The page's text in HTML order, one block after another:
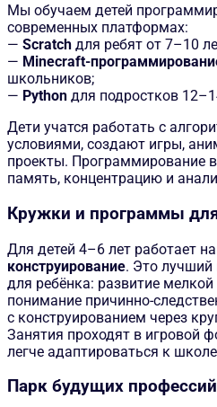
Мы обучаем детей
современных платформах:
— Scratch для ребят от 7–10
— Minecraft-
школьников;
— Python для подростков
Дети учатся работать с
условиями, создают игры,
проекты. Программирование в
память, концентрацию и
Кружки и программы
Для детей 4–6 лет работает
конструирование. Это лучший
для ребёнка: развитие
понимание причинно-
с конструированием через
Занятия проходят в игровой
легче адаптироваться к
Парк будущих профессий